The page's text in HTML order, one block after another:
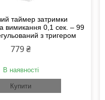
таймер затримки
вимикання 0,1 сек. – 99
з тригером
779 ₴
В наявності
Купити